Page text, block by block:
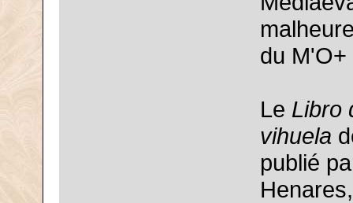
du M'O+
Le Libro
vihuela
publié